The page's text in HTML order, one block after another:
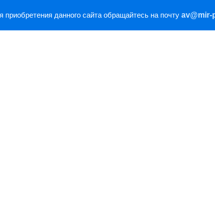
приобретения данного сайта обращайтесь на почту av@mir-